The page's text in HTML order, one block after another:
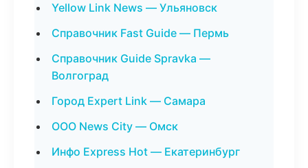
Yellow Link News — Ульяновск
Справочник Fast Guide — Пермь
Справочник Guide Spravka —
Волгоград
Город Expert Link — Самара
ООО News City — Омск
Инфо Express Hot — Екатеринбург